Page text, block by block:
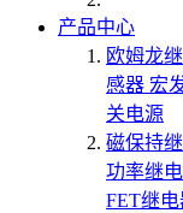
产品中心
欧姆龙
感器 宏
关电源
磁保持
功率继
FET继